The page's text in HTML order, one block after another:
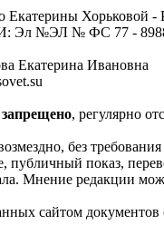
Екатерины Хорьковой
Эл №ЭЛ № ФС 77 -
Екатерина Ивановна
запрещено, регулярно
без
публичный показ,
Мнение редакции
сайтом документов